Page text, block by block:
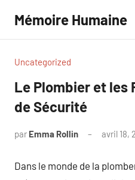
contenu
Mémoire Humaine
Uncategorized
Le Plombier et les
de Sécurité
par Emma Rollin avril 18,
Dans le monde de la